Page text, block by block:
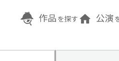
作品 を探す 公演